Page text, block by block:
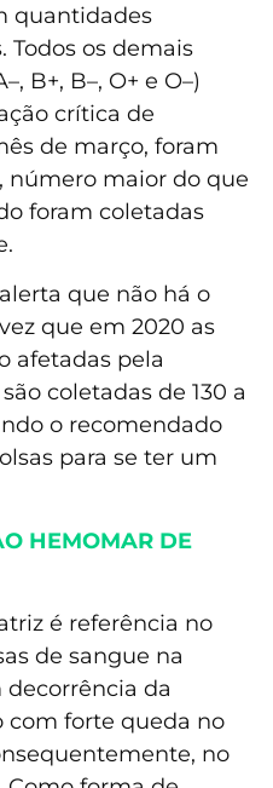
quantidades
Todos os demais
B+, B–, O+ e O–)
crítica de
de março, foram
número maior do que
foram coletadas
que não há o
que em 2020 as
afetadas pela
coletadas de 130 a
o recomendado
para se ter um
HEMOMAR DE
é referência no
de sangue na
da
com forte queda no
no